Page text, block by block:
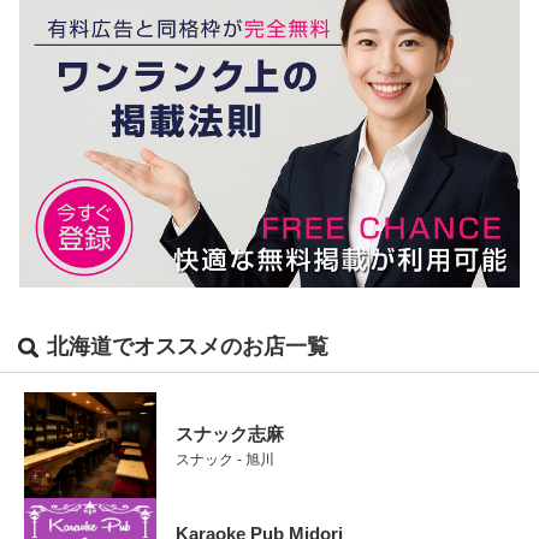
北海道でオススメのお店一覧
スナック志麻
スナック - 旭川
Karaoke Pub Midori